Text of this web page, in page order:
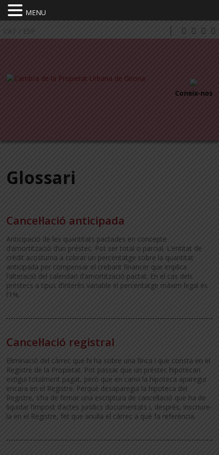
CAT / ESP
Coneix-nos
Glossari
Cancel·lació anticipada
Anticipació de les quantitats pactades en concepte
d’amortització d’un préstec. Pot ser total o parcial. L’entitat de
crèdit acostuma a cobrar un percentatge sobre la quantitat
anticipada per compensar el crebant financer que implica
l’alteració del calendari d’amortització pactat. En el cas dels
préstecs a tipus d’interès variable el percentatge màxim legal és
l’1%.
Cancel·lació registral
Eliminació del càrrec que hi ha sobre una finca i que consta en el
Registre de la Propietat. Pot passar que un préstec hipotecari
estigui totalment pagat, però que en canvi la hipoteca aparegui
encara en el Registre. Perquè desaparegui la hipoteca del
Registre, s’ha de firmar una escriptura de cancel·lació que ha de
liquidar l’impost d’actes jurídics documentats i, després, inscriure-
la en el Registre, fet que anul·la el càrrec a què fa referència.
MENU